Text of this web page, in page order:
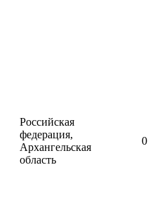
Российская
федерация,
Архангельская
область
0